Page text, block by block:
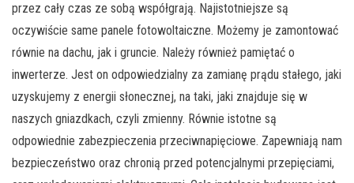
przez cały czas ze sobą współgrają. Najistotniejsze są
oczywiście same panele fotowoltaiczne. Możemy je zamontować
równie na dachu, jak i gruncie. Należy również pamiętać o
inwerterze. Jest on odpowiedzialny za zamianę prądu stałego, jaki
uzyskujemy z energii słonecznej, na taki, jaki znajduje się w
naszych gniazdkach, czyli zmienny. Równie istotne są
odpowiednie zabezpieczenia przeciwnapięciowe. Zapewniają nam
bezpieczeństwo oraz chronią przed potencjalnymi przepięciami,